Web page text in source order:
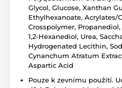
Glycol, Glucose, Xanthan
Ethylhexanoate, Acrylates/
Crosspolymer,
1,2-Hexanediol, Urea,
Hydrogenated Lecithin,
Cynanchum Atratum
Aspartic Acid
Pouze k zevnímu použití.